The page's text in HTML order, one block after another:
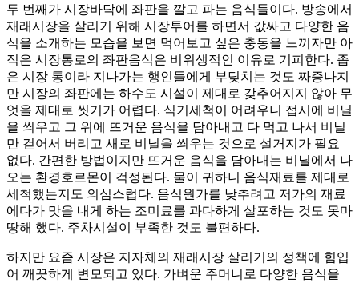
두 번째가 시장바닥에 좌판을 깔고 파는 음식들이다. 방송에서
재래시장을 살리기 위해 시장투어를 하면서 값싸고 다양한 음
식을 소개하는 모습을 보면 먹어보고 싶은 충동을 느끼자만 아
직은 시장통로의 좌판음식은 비위생적인 이유로 기피한다. 좁
은 시장 통이라 지나가는 행인들에게 부딪치는 것도 짜증나지
만 시장의 좌판에는 하수도 시설이 제대로 갖추어지지 않아 무
엇을 제대로 씻기가 어렵다. 식기세척이 어려우니 접시에 비닐
을 씌우고 그 위에 뜨거운 음식을 담아내고 다 먹고 나서 비닐
만 걷어서 버리고 새로 비닐을 씌우는 것으로 설거지가 필요
없다. 간편한 방법이지만 뜨거운 음식을 담아내는 비닐에서 나
오는 환경호르몬이 걱정된다. 물이 귀하니 음식재료를 제대로
세척했는지도 의심스럽다. 음식원가를 낮추려고 저가의 재료
에다가 맛을 내게 하는 조미료를 과다하게 살포하는 것도 못마
땅해 했다. 주차시설이 부족한 것도 불편하다.
하지만 요즘 시장은 지자체의 재래시장 살리기의 정책에 힘입
어 깨끗하게 변모되고 있다. 가벼운 주머니로 다양한 음식을